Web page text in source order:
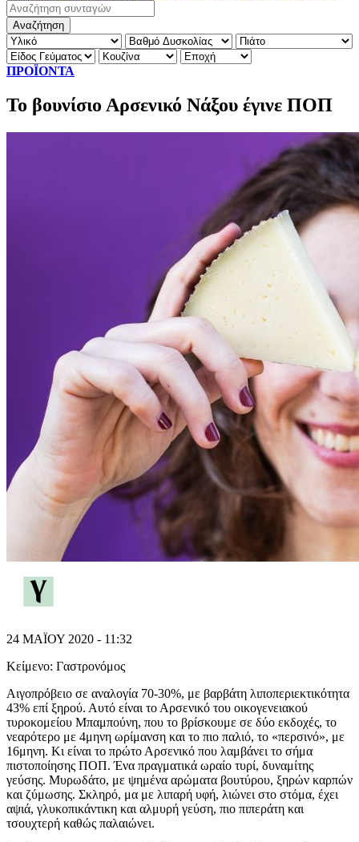
ΠΡΟΪΟΝΤΑ
Το βουνίσιο Αρσενικό Νάξου έγινε ΠΟΠ
24 ΜΑΪΟΥ 2020 - 11:32
Κείμενο: Γαστρονόμος
Αιγοπρόβειο σε αναλογία 70-30%, με βαρβάτη λιποπεριεκτικότητα
43% επί ξηρού. Αυτό είναι το Αρσενικό του οικογενειακού
τυροκομείου Μπαμπούνη, που το βρίσκουμε σε δύο εκδοχές, το
νεαρότερο με 4μηνη ωρίμανση και το πιο παλιό, το «περσινό», με
16μηνη. Κι είναι το πρώτο Αρσενικό που λαμβάνει το σήμα
πιστοποίησης ΠΟΠ. Ένα πραγματικά ωραίο τυρί, δυναμίτης
γεύσης. Μυρωδάτο, με ψημένα αρώματα βουτύρου, ξηρών καρπών
και ζύμωσης. Σκληρό, μα με λιπαρή υφή, λιώνει στο στόμα, έχει
αψιά, γλυκοπικάντικη και αλμυρή γεύση, πιο πιπεράτη και
τσουχτερή καθώς παλαιώνει.